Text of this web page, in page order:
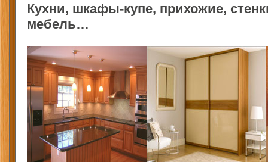
Кухни, шкафы-купе, прихожие,
мебель…